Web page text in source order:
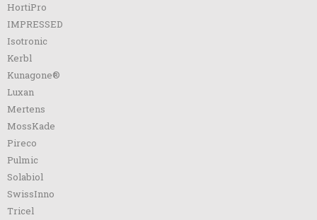
HortiPro
IMPRESSED
Isotronic
Kerbl
Kunagone®
Luxan
Mertens
MossKade
Pireco
Pulmic
Solabiol
SwissInno
Tricel